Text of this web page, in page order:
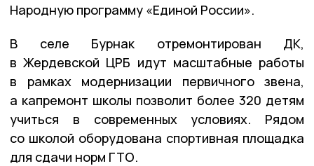
Народную программу «Единой России».
В селе Бурнак отремонтирован ДК,
в Жердевской ЦРБ идут масштабные работы
в рамках модернизации первичного звена,
а капремонт школы позволит более 320 детям
учиться в современных условиях. Рядом
со школой оборудована спортивная площадка
для сдачи норм ГТО.